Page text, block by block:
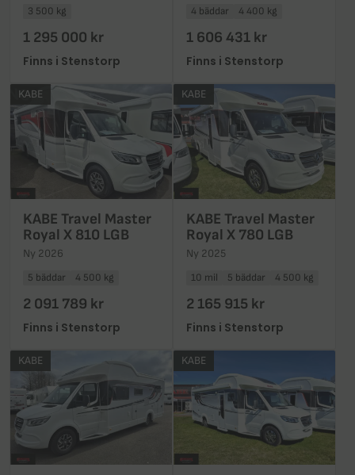
3 500 kg
1 295 000 kr
Finns i Stenstorp
4 bäddar 4 400 kg
1 606 431 kr
Finns i Stenstorp
KABE
KABE Travel Master
Royal X 810 LGB
Ny 2026
5 bäddar 4 500 kg
2 091 789 kr
Finns i Stenstorp
KABE
KABE Travel Master
Royal X 780 LGB
Ny 2025
10 mil 5 bäddar 4 500 kg
2 165 915 kr
Finns i Stenstorp
KABE KABE